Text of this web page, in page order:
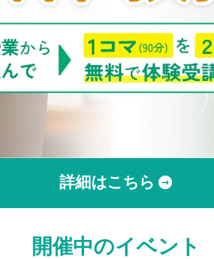
詳細はこちら
開催中のイベント